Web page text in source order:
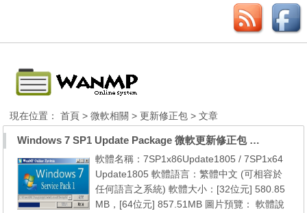
現在位置：首頁 >微軟相關 >更新修正包 > 文章
Windows 7 SP1 Update Package 微軟更新修正包 (2018.05月份)
軟體名稱：7SP1x86Update1805 / 7SP1x64
Update1805 軟體語言：繁體中文 (可相容於
任何語言之系統) 軟體大小：[32位元] 580.85
MB，[64位元] 857.51MB 圖片預覽： 軟體說